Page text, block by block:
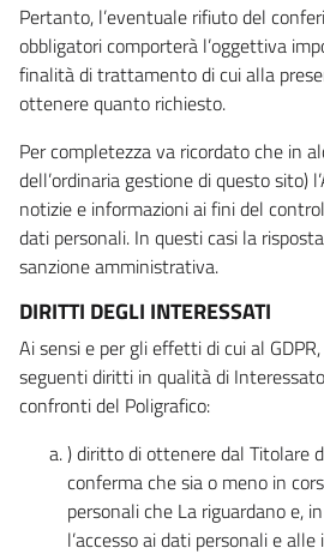
Pertanto, l’eventuale rifiuto del
obbligatori comporterà l’oggettiva
finalità di trattamento di cui alla
ottenere quanto richiesto.
Per completezza va ricordato che in
dell’ordinaria gestione di questo sito)
notizie e informazioni ai fini del
dati personali. In questi casi la
sanzione amministrativa.
DIRITTI DEGLI INTERESSATI
Ai sensi e per gli effetti di cui al
seguenti diritti in qualità di
confronti del Poligrafico:
) diritto di ottenere dal Titolare
conferma che sia o meno in
personali che La riguardano e,
l’accesso ai dati personali e